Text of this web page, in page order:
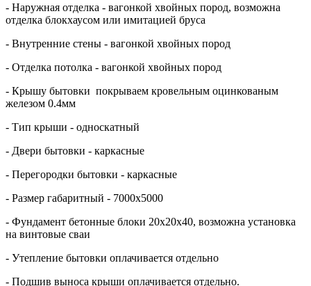
- Наружная отделка - вагонкой хвойных пород, возможна
отделка блокхаусом или имитацией бруса
- Внутренние стены - вагонкой хвойных пород
- Отделка потолка - вагонкой хвойных пород
- Крышу бытовки покрываем кровельным оцинкованым
железом 0.4мм
- Тип крыши - односкатный
- Двери бытовки - каркасные
- Перегородки бытовки - каркасные
- Размер габаритный - 7000х5000
- Фундамент бетонные блоки 20х20х40, возможна установка
на винтовые сваи
- Утепление бытовки оплачивается отдельно
- Подшив выноса крыши оплачивается отдельно.